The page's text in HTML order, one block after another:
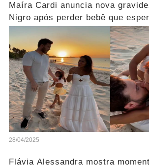
Maíra Cardi anuncia nova
Nigro após perder bebê que
28/04/2025
Flávia Alessandra mostra